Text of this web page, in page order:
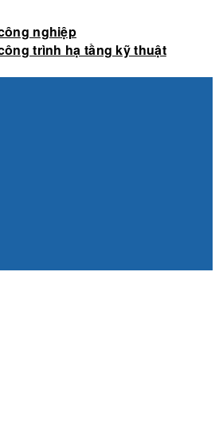
nghiệp
trình hạ tầng kỹ thuật